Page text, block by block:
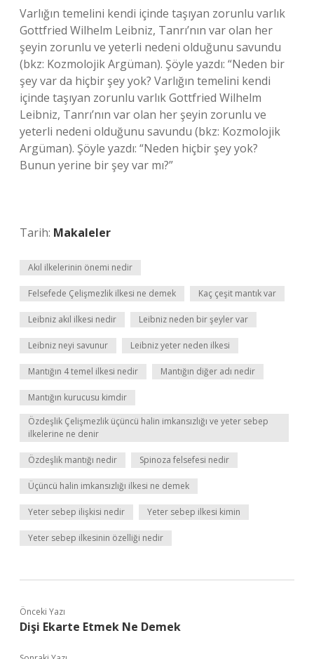
Varlığın temelini kendi içinde taşıyan zorunlu varlık
Gottfried Wilhelm Leibniz, Tanrı’nın var olan her
şeyin zorunlu ve yeterli nedeni olduğunu savundu
(bkz: Kozmolojik Argüman). Şöyle yazdı: “Neden bir
şey var da hiçbir şey yok? Varlığın temelini kendi
içinde taşıyan zorunlu varlık Gottfried Wilhelm
Leibniz, Tanrı’nın var olan her şeyin zorunlu ve
yeterli nedeni olduğunu savundu (bkz: Kozmolojik
Argüman). Şöyle yazdı: “Neden hiçbir şey yok?
Bunun yerine bir şey var mı?”
Tarih: Makaleler
Akıl ilkelerinin önemi nedir
Felsefede Çelişmezlik ilkesi ne demek Kaç çeşit mantık var
Leibniz akıl ilkesi nedir Leibniz neden bir şeyler var
Leibniz neyi savunur Leibniz yeter neden ilkesi
Mantığın 4 temel ilkesi nedir Mantığın diğer adı nedir
Mantığın kurucusu kimdir
Özdeşlik Çelişmezlik üçüncü halin imkansızlığı ve yeter sebep
ilkelerine ne denir
Özdeşlik mantığı nedir Spinoza felsefesi nedir
Üçüncü halin imkansızlığı ilkesi ne demek
Yeter sebep ilişkisi nedir Yeter sebep ilkesi kimin
Yeter sebep ilkesinin özelliği nedir
Önceki Yazı
Dişi Ekarte Etmek Ne Demek